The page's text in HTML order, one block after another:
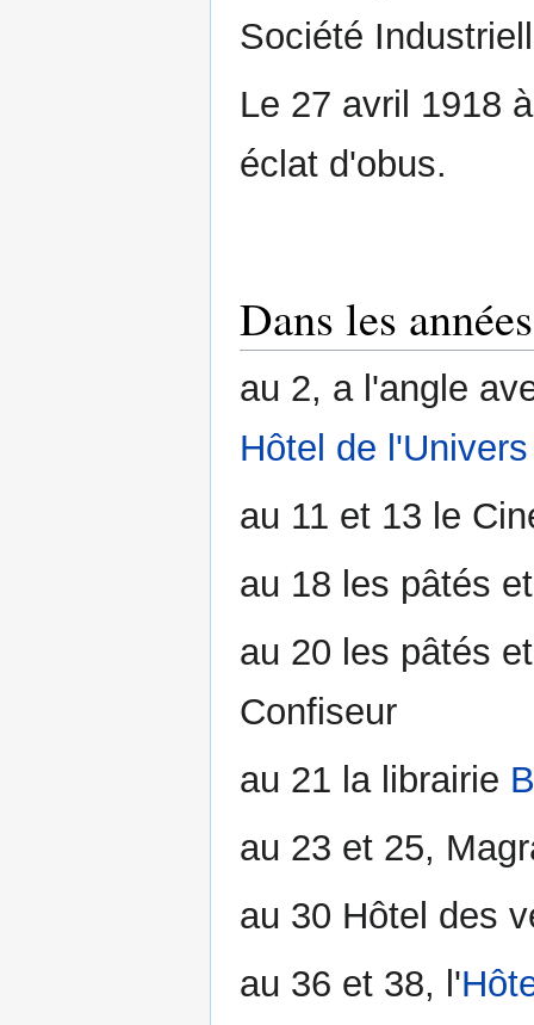
Société
Le 27 avril 1918
éclat d'obus.
Dans les
au 2, a l'angle
Hôtel de l'Univers
au 11 et 13 le
au 18 les pâtés
au 20 les pâtés
Confiseur
au 21 la librairie
au 23 et 25,
au 30 Hôtel des
au 36 et 38, l'